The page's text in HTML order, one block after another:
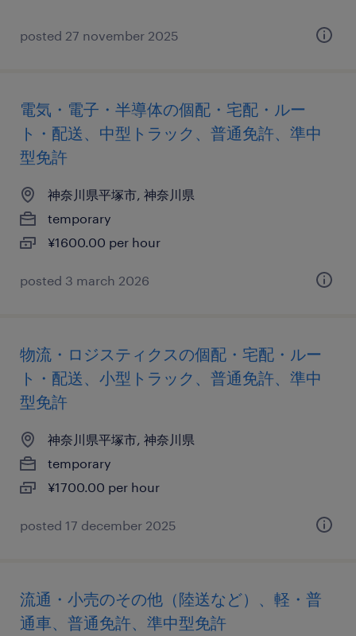
posted 27 november 2025
電気・電子・半導体の個配・宅配・ルー
ト・配送、中型トラック、普通免許、準中
型免許
神奈川県平塚市, 神奈川県
temporary
¥1600.00 per hour
posted 3 march 2026
物流・ロジスティクスの個配・宅配・ルー
ト・配送、小型トラック、普通免許、準中
型免許
神奈川県平塚市, 神奈川県
temporary
¥1700.00 per hour
posted 17 december 2025
流通・小売のその他（陸送など）、軽・普
通車、普通免許、準中型免許